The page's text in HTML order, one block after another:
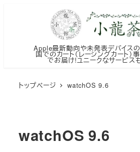
Apple最新動向や未発表デバイスの
国でのカート（レーシングカート）
でお届け!ユニークなサービス
トップページ watchOS 9.6
watchOS 9.6